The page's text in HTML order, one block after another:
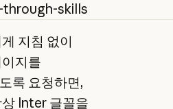
skills
지침 없이
지를
록 요청하면,
Inter 글꼴을